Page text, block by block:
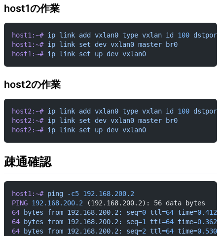
host1の作業
host1:~# ip link add vxlan0 type vxlan id 100 dstport
host1:~# ip link set dev vxlan0 master br0
host1:~# ip link set up dev vxlan0
host2の作業
host2:~# ip link add vxlan0 type vxlan id 100 dstport
host2:~# ip link set dev vxlan0 master br0
host2:~# ip link set up dev vxlan0
疎通確認
host1:~# ping -c5 192.168.200.2
PING 192.168.200.2 (192.168.200.2): 56 data bytes
64 bytes from 192.168.200.2: seq=0 ttl=64 time=0.412
64 bytes from 192.168.200.2: seq=1 ttl=64 time=0.362
64 bytes from 192.168.200.2: seq=2 ttl=64 time=0.530